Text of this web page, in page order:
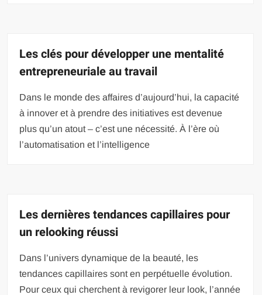
Les clés pour développer une mentalité
entrepreneuriale au travail
Dans le monde des affaires d’aujourd’hui, la capacité
à innover et à prendre des initiatives est devenue
plus qu’un atout – c’est une nécessité. À l’ère où
l’automatisation et l’intelligence
Les dernières tendances capillaires pour
un relooking réussi
Dans l’univers dynamique de la beauté, les
tendances capillaires sont en perpétuelle évolution.
Pour ceux qui cherchent à revigorer leur look, l’année